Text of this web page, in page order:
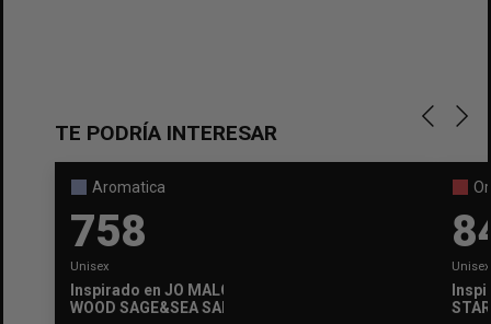
TE PODRÍA INTERESAR
Aromatica
758
Unisex
Inspirado en JO MALONE
WOOD SAGE&SEA SALT
Unisex